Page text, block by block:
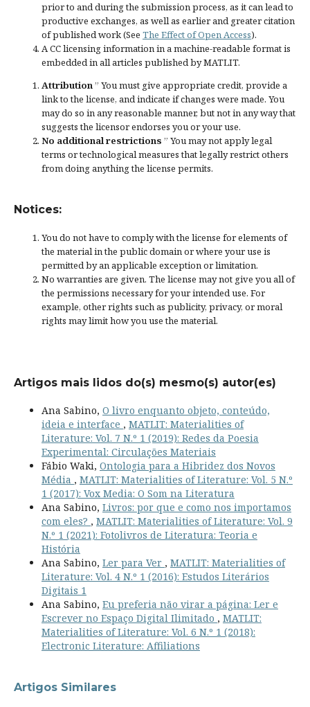
prior to and during the submission process, as it can lead to
productive exchanges, as well as earlier and greater citation
of published work (See The Effect of Open Access).
A CC licensing information in a machine-readable format is
embedded in all articles published by MATLIT.
Attribution” You must give appropriate credit, provide a
link to the license, andindicate if changes were made. You
may do so in any reasonable manner, but not in any way that
suggests the licensor endorses you or your use.
No additional restrictions ” You may not apply legal
terms ortechnological measuresthat legally restrict others
from doing anything the license permits.
Notices:
You do not have to comply with the license for elements of
the material in the public domain or where your use is
permitted by an applicable exception or limitation.
No warranties are given. The license may not give you all of
the permissions necessary for your intended use. For
example, other rights such as publicity, privacy, or moral
rights may limit how you use the material.
Artigos mais lidos do(s) mesmo(s) autor(es)
Ana Sabino, O livro enquanto objeto, conteúdo,
ideia e interface , MATLIT: Materialities of
Literature: Vol. 7 N.º 1 (2019): Redes da Poesia
Experimental: Circulações Materiais
Fábio Waki, Ontologia para a Hibridez dos Novos
Média , MATLIT: Materialities of Literature: Vol. 5 N.º
1 (2017): Vox Media: O Som na Literatura
Ana Sabino, Livros: por que e como nos importamos
com eles? , MATLIT: Materialities of Literature: Vol. 9
N.º 1 (2021): Fotolivros de Literatura: Teoria e
História
Ana Sabino, Ler para Ver , MATLIT: Materialities of
Literature: Vol. 4 N.º 1 (2016): Estudos Literários
Digitais 1
Ana Sabino, Eu preferia não virar a página: Ler e
Escrever no Espaço Digital Ilimitado , MATLIT:
Materialities of Literature: Vol. 6 N.º 1 (2018):
Electronic Literature: Affiliations
Artigos Similares